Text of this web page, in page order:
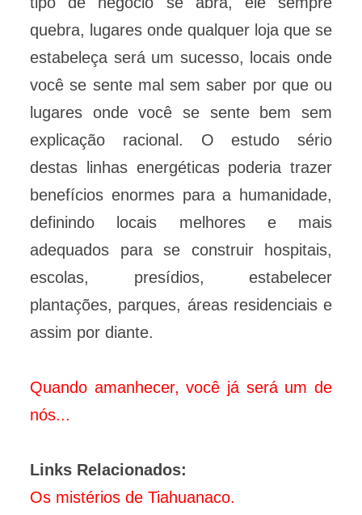
quebra, lugares onde qualquer loja que se
estabeleça será um sucesso, locais onde
você se sente mal sem saber por que ou
lugares onde você se sente bem sem
explicação racional. O estudo sério
destas linhas energéticas poderia trazer
benefícios enormes para a humanidade,
definindo locais melhores e mais
adequados para se construir hospitais,
escolas, presídios, estabelecer
plantações, parques, áreas residenciais e
assim por diante.
Quando amanhecer, você já será um de
nós...
Links Relacionados:
Os mistérios de Tiahuanaco.